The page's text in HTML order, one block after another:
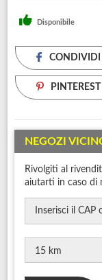
Disponibile
CONDIVIDI
PINTEREST
NEGOZI
Rivolgiti al
aiutarti in caso di